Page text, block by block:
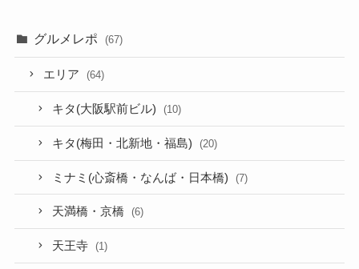
グルメレポ (67)
エリア (64)
キタ(大阪駅前ビル) (10)
キタ(梅田・北新地・福島) (20)
ミナミ(心斎橋・なんば・日本橋) (7)
天満橋・京橋 (6)
天王寺 (1)